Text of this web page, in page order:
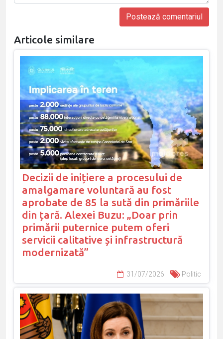
Articole similare
Decizii de inițiere a procesului de
amalgamare voluntară au fost
aprobate de 85 la sută din primăriile
din țară. Alexei Buzu: „Doar prin
primării puternice putem oferi
servicii calitative și infrastructură
modernizată”
31/07/2026 Politic